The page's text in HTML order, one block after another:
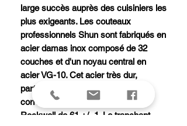
large succès auprès des cuisiniers les
plus exigeants. Les couteaux
professionnels Shun sont fabriqués en
acier damas inox composé de 32
couches et d'un noyau central en
acier VG-10. Cet acier très dur,
particulièrement résistant à la
corrosion, possède une dureté
Rockwell de 61 +/- 1. Le tranchant